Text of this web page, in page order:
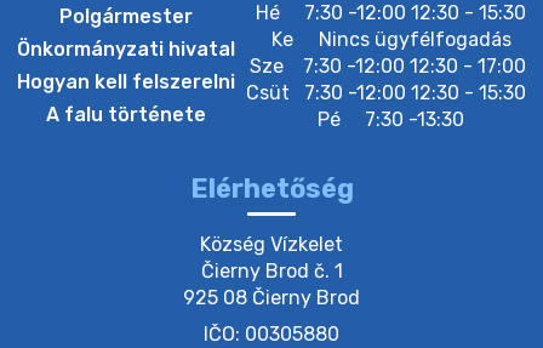
20. július 2026 11:54
20. július 2026 11:48
Polgármester
Önkormányzati hivatal
Hogyan kell felszerelni
A falu története
Hé
7:30 -12:00 12:30 - 15:30
Ke
Nincs ügyfélfogadás
Sze
7:30 -12:00 12:30 - 17:00
Csüt
7:30 -12:00 12:30 - 15:30
Pé
7:30 -13:30
Elérhetőség
Község Vízkelet
Čierny Brod č. 1
925 08 Čierny Brod
IČO: 00305880